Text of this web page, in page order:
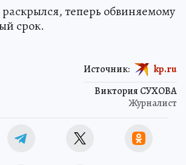
теперь обвиняемому
срок.
Виктория СУХОВА
Журналист
Источник: kp.ru